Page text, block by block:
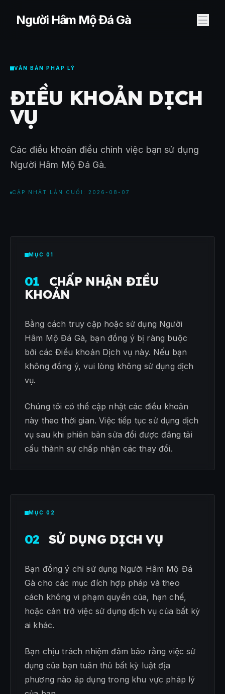
Người Hâm Mộ Đá Gà
VĂN BẢN PHÁP LÝ
ĐIỀU KHOẢN DỊCH
VỤ
Các điều khoản điều chỉnh việc bạn sử dụng
Người Hâm Mộ Đá Gà.
CẬP NHẬT LẦN CUỐI: 2026-08-07
MỤC 01
01
CHẤP NHẬN ĐIỀU
KHOẢN
Bằng cách truy cập hoặc sử dụng Người
Hâm Mộ Đá Gà, bạn đồng ý bị ràng buộc
bởi các Điều khoản Dịch vụ này. Nếu bạn
không đồng ý, vui lòng không sử dụng dịch
vụ.
Chúng tôi có thể cập nhật các điều khoản
này theo thời gian. Việc tiếp tục sử dụng dịch
vụ sau khi phiên bản sửa đổi được đăng tải
cấu thành sự chấp nhận các thay đổi.
MỤC 02
02 SỬ DỤNG DỊCH VỤ
Bạn đồng ý chỉ sử dụng Người Hâm Mộ Đá
Gà cho các mục đích hợp pháp và theo
cách không vi phạm quyền của, hạn chế,
hoặc cản trở việc sử dụng dịch vụ của bất kỳ
ai khác.
Bạn chịu trách nhiệm đảm bảo rằng việc sử
dụng của bạn tuân thủ bất kỳ luật địa
phương nào áp dụng trong khu vực pháp lý